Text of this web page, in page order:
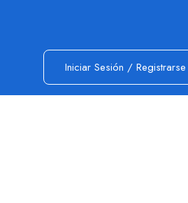
Iniciar Sesión / Registrarse